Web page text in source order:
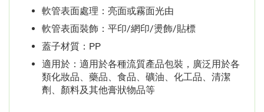
軟管表面處理：亮面或霧面光由
軟管表面裝飾：平印/網印/燙飾/貼標
蓋子材質：PP
適用於：適用於各種流質產品包裝，廣泛用於各
類化妝品、藥品、食品、礦油、化工品、清潔
劑、顏料及其他膏狀物品等